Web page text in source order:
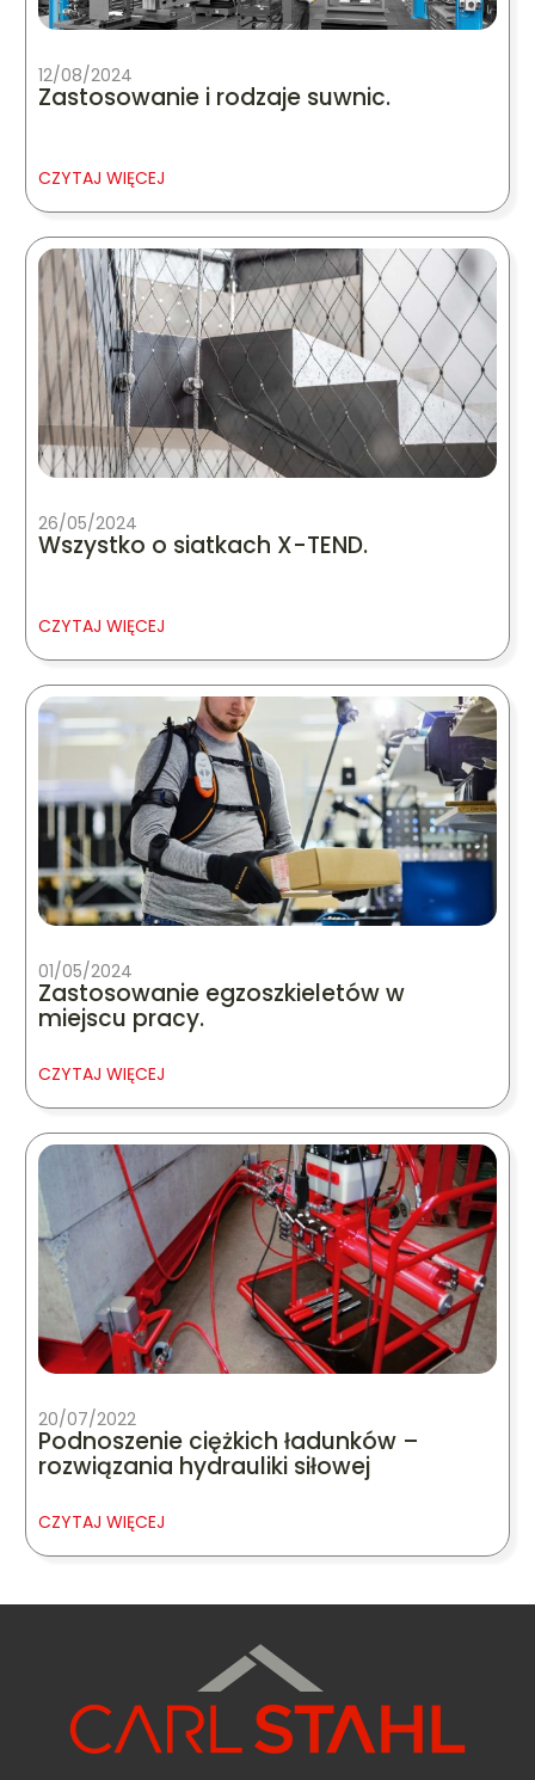
12/08/2024
Zastosowanie i rodzaje suwnic.
CZYTAJ WIĘCEJ
26/05/2024
Wszystko o siatkach X-TEND.
CZYTAJ WIĘCEJ
01/05/2024
Zastosowanie egzoszkieletów w
miejscu pracy.
CZYTAJ WIĘCEJ
20/07/2022
Podnoszenie ciężkich ładunków –
rozwiązania hydrauliki siłowej
CZYTAJ WIĘCEJ